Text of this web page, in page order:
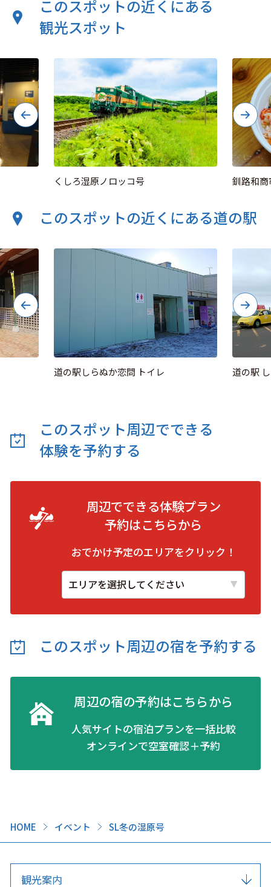
HOME イベント SL冬の湿原号
このスポットの近くにある
観光スポット
くしろ湿原ノロッコ号 釧路和
このスポットの近くにある道の駅
道の駅しらぬか恋問 トイレ 道の駅
このスポット周辺でできる
体験を予約する
周辺でできる体験プラン
予約はこちらから
おでかけ予定のエリアをクリック！
このスポット周辺の宿を予約する
周辺の宿の予約はこちらから
人気サイトの宿泊プランを一括比較
オンラインで空室確認＋予約
観光案内